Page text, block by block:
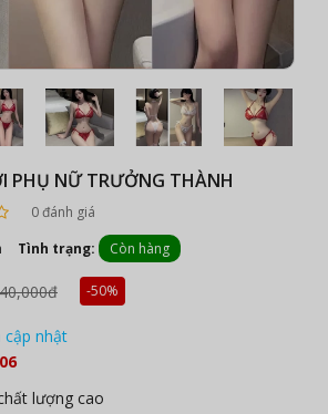
PHỤ NỮ TRƯỞNG THÀNH
0 đánh giá
Tình trạng: Còn hàng
-50%
cập nhật
lượng cao